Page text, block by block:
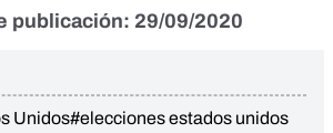
publicación: 29/09/2020
Unidos#elecciones estados unidos